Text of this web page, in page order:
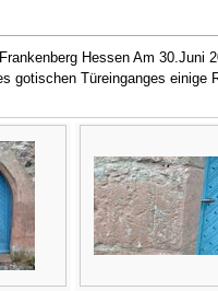
Hessen Am 30.Juni
gotischen Türeinganges